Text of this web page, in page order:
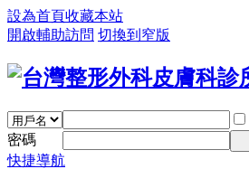
設為首頁收藏本站
開啟輔助訪問 切換到窄版
密碼
快捷導航